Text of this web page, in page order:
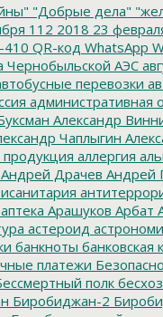
"Добрые дела"
112 2018 23
410 QR-код WhatsApp
Чернобыльской АЭС
перевозки
административная
Александр
Чаплыгин
продукция аллергия
Андрей Драчев Андрей
аптека Арашуков Арбат
астероид
банкноты банковская
платежи
полк
Биробиджан-2